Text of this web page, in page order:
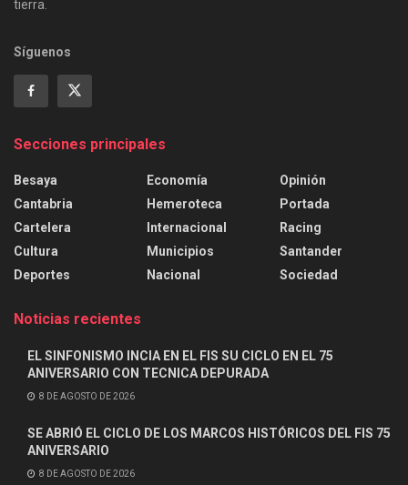
tierra.
Síguenos
Secciones principales
Besaya
Cantabria
Cartelera
Cultura
Deportes
Economía
Hemeroteca
Internacional
Municipios
Nacional
Opinión
Portada
Racing
Santander
Sociedad
Noticias recientes
EL SINFONISMO INCIA EN EL FIS SU CICLO EN EL 75
ANIVERSARIO CON TECNICA DEPURADA
8 DE AGOSTO DE 2026
SE ABRIÓ EL CICLO DE LOS MARCOS HISTÓRICOS DEL FIS 75
ANIVERSARIO
8 DE AGOSTO DE 2026